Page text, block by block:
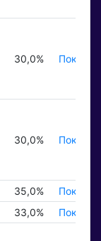
30,0%
30,0%
35,0%
33,0%